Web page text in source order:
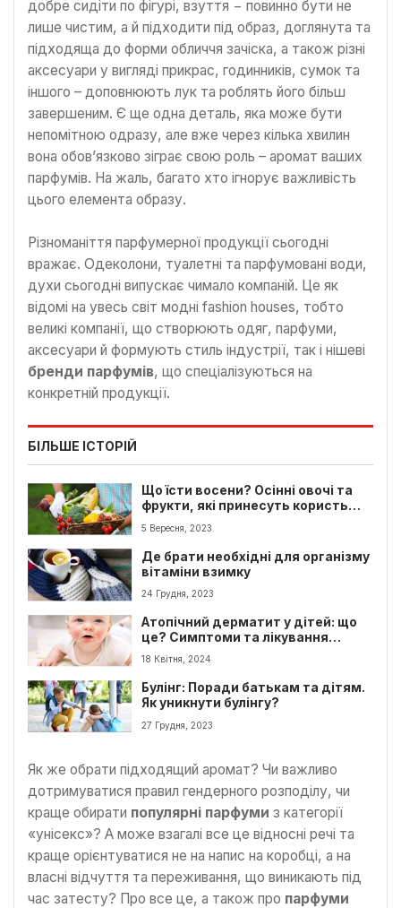
добре сидіти по фігурі, взуття − повинно бути не
лише чистим, а й підходити під образ, доглянута та
підходяща до форми обличчя зачіска, а також різні
аксесуари у вигляді прикрас, годинників, сумок та
іншого – доповнюють лук та роблять його більш
завершеним. Є ще одна деталь, яка може бути
непомітною одразу, але вже через кілька хвилин
вона обов’язково зіграє свою роль – аромат ваших
парфумів. На жаль, багато хто ігнорує важливість
цього елемента образу.
Різноманіття парфумерної продукції сьогодні
вражає. Одеколони, туалетні та парфумовані води,
духи сьогодні випускає чимало компаній. Це як
відомі на увесь світ модні fashion houses, тобто
великі компанії, що створюють одяг, парфуми,
аксесуари й формують стиль індустрії, так і нішеві
бренди парфумів, що спеціалізуються на
конкретній продукції.
БІЛЬШЕ ІСТОРІЙ
Що їсти восени? Осінні овочі та
фрукти, які принесуть користь
організму та запобіжать
хворобам
5 Вересня, 2023
Де брати необхідні для організму
вітаміни взимку
24 Грудня, 2023
Атопічний дерматит у дітей: що
це? Симптоми та лікування
екземи
18 Квітня, 2024
Булінг: Поради батькам та дітям.
Як уникнути булінгу?
27 Грудня, 2023
Як же обрати підходящий аромат? Чи важливо
дотримуватися правил гендерного розподілу, чи
краще обирати популярні парфуми з категорії
«унісекс»? А може взагалі все це відносні речі та
краще орієнтуватися не на напис на коробці, а на
власні відчуття та переживання, що виникають під
час затесту? Про все це, а також про парфуми